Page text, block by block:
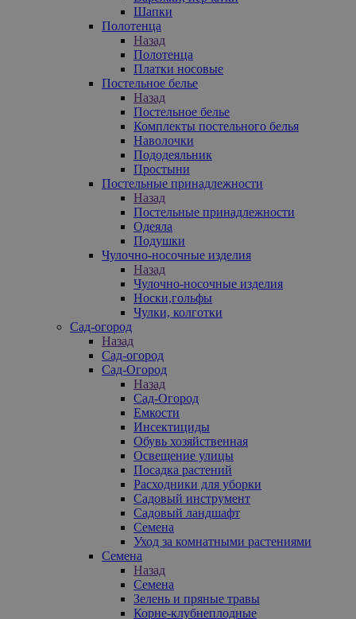
Шапки
Полотенца
Назад
Полотенца
Платки носовые
Постельное белье
Назад
Постельное белье
Комплекты постельного белья
Наволочки
Пододеяльник
Простыни
Постельные принадлежности
Назад
Постельные принадлежности
Одеяла
Подушки
Чулочно-носочные изделия
Назад
Чулочно-носочные изделия
Носки,гольфы
Чулки, колготки
Сад-огород
Назад
Сад-огород
Сад-Огород
Назад
Сад-Огород
Емкости
Инсектициды
Обувь хозяйственная
Освещение улицы
Посадка растений
Расходники для уборки
Садовый инструмент
Садовый ландшафт
Семена
Уход за комнатными растениями
Семена
Назад
Семена
Зелень и пряные травы
Корне-клубнеплодные